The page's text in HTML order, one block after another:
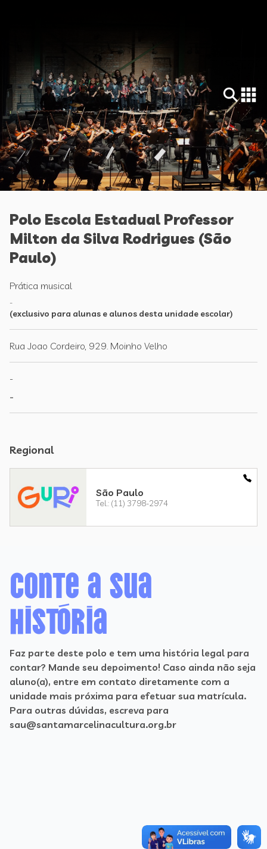
Polo Escola Estadual Professor
Milton da Silva Rodrigues (São
Paulo)
Prática musical
-
(exclusivo para alunas e alunos desta unidade escolar)
Rua Joao Cordeiro, 929. Moinho Velho
-
-
Regional
São Paulo
Tel.: (11) 3798-2974
Conte a sua
história
Faz parte deste polo e tem uma história legal para
contar? Mande seu depoimento! Caso ainda não seja
aluno(a), entre em contato diretamente com a
unidade mais próxima para efetuar sua matrícula.
Para outras dúvidas, escreva para
sau@santamarcelinacultura.org.br